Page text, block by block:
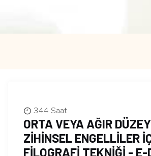
344 Saat
ORTA VEYA AĞIR
ZİHİNSEL ENGELLİLER
FİLOGRAFİ TEKNİĞİ -